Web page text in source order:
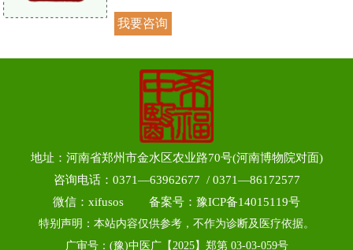
我要咨询
地址：河南省郑州市金水区农业路70号(河南博物院对面)
咨询电话：0371—63962677 / 0371—86172577
微信：xifusos 备案号： 豫ICP备14015119号
特别声明：本站内容仅供参考，不作为诊断及医疗依据。
广审号：(豫)中医广【2025】郑第 03-03-059号